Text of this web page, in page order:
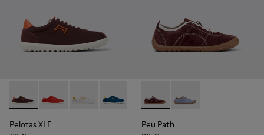
Pelotas XLF - K201759-010 - Bordeaux textiel en nubuck
Pelotas XLF - K201759-018
Pelotas XLF - K201759-017
Pelotas XLF - K201759-016
Pelotas XLF - K201759-007
Pelotas XLF - K201759-
Pelotas XLF -
Pelotas XLF
Peu Path - K201815-003 -
Peu Path - K201815-
Peu Path